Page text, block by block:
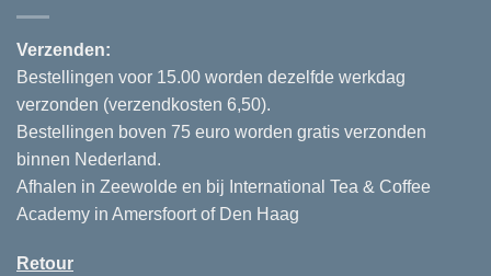
Verzenden:
Bestellingen voor 15.00 worden dezelfde werkdag
verzonden (verzendkosten 6,50).
Bestellingen boven 75 euro worden gratis verzonden
binnen Nederland.
Afhalen in Zeewolde en bij International Tea & Coffee
Academy in Amersfoort of Den Haag
Retour